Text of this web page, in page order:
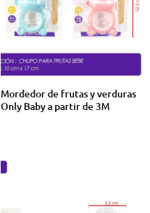
Mordedor de frutas y verduras
Only Baby a partir de 3M